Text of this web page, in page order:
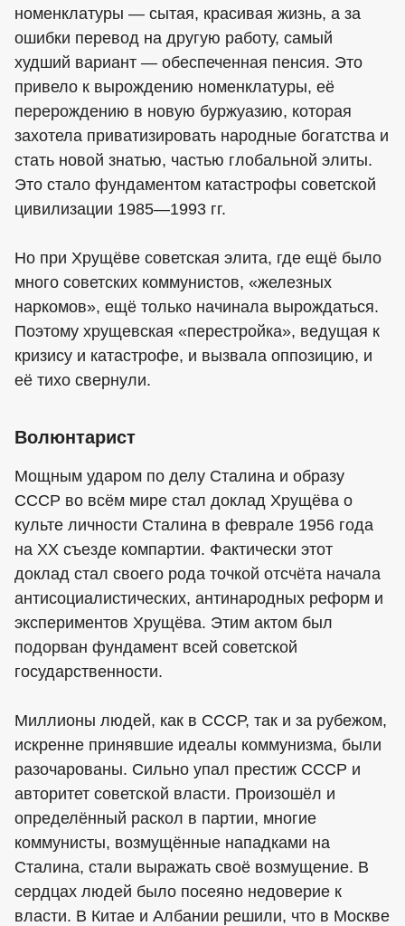
номенклатуры — сытая, красивая жизнь, а за
ошибки перевод на другую работу, самый
худший вариант — обеспеченная пенсия. Это
привело к вырождению номенклатуры, её
перерождению в новую буржуазию, которая
захотела приватизировать народные богатства и
стать новой знатью, частью глобальной элиты.
Это стало фундаментом катастрофы советской
цивилизации 1985—1993 гг.
Но при Хрущёве советская элита, где ещё было
много советских коммунистов, «железных
наркомов», ещё только начинала вырождаться.
Поэтому хрущевская «перестройка», ведущая к
кризису и катастрофе, и вызвала оппозицию, и
её тихо свернули.
Волюнтарист
Мощным ударом по делу Сталина и образу
СССР во всём мире стал доклад Хрущёва о
культе личности Сталина в феврале 1956 года
на XX съезде компартии. Фактически этот
доклад стал своего рода точкой отсчёта начала
антисоциалистических, антинародных реформ и
экспериментов Хрущёва. Этим актом был
подорван фундамент всей советской
государственности.
Миллионы людей, как в СССР, так и за рубежом,
искренне принявшие идеалы коммунизма, были
разочарованы. Сильно упал престиж СССР и
авторитет советской власти. Произошёл и
определённый раскол в партии, многие
коммунисты, возмущённые нападками на
Сталина, стали выражать своё возмущение. В
сердцах людей было посеяно недоверие к
власти. В Китае и Албании решили, что в Москве